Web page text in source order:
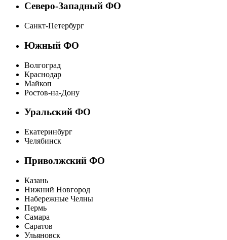
Северо-Западный ФО
Санкт-Петербург
Южный ФО
Волгоград
Краснодар
Майкоп
Ростов-на-Дону
Уральский ФО
Екатеринбург
Челябинск
Приволжский ФО
Казань
Нижний Новгород
Набережные Челны
Пермь
Самара
Саратов
Ульяновск